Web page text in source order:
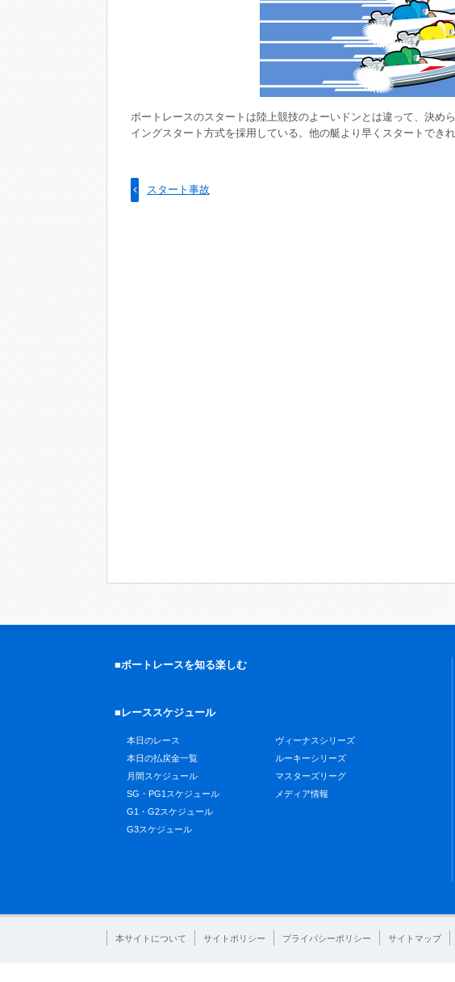
ボートレースのスタートは陸上競技のよーいドンとは違って、決め
イングスタート方式を採用している。他の艇より早くスタートでき
スタート事故
■ボートレースを知る楽しむ
■レーススケジュール
本日のレース
本日の払戻金一覧
月間スケジュール
SG・PG1スケジュール
G1・G2スケジュール
G3スケジュール
ヴィーナスシリーズ
ルーキーシリーズ
マスターズリーグ
メディア情報
本サイトについて サイトポリシー プライバシーポリシー サイトマップ